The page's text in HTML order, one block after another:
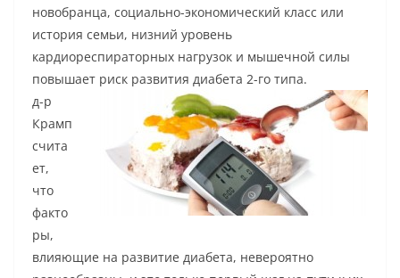
новобранца, социально-экономический класс или
история семьи, низний уровень
кардиореспираторных нагрузок и мышечной силы
повышает риск развития диабета 2-го типа.
д-р
Крамп
счита
ет,
что
факто
ры,
влияющие на развитие диабета, невероятно